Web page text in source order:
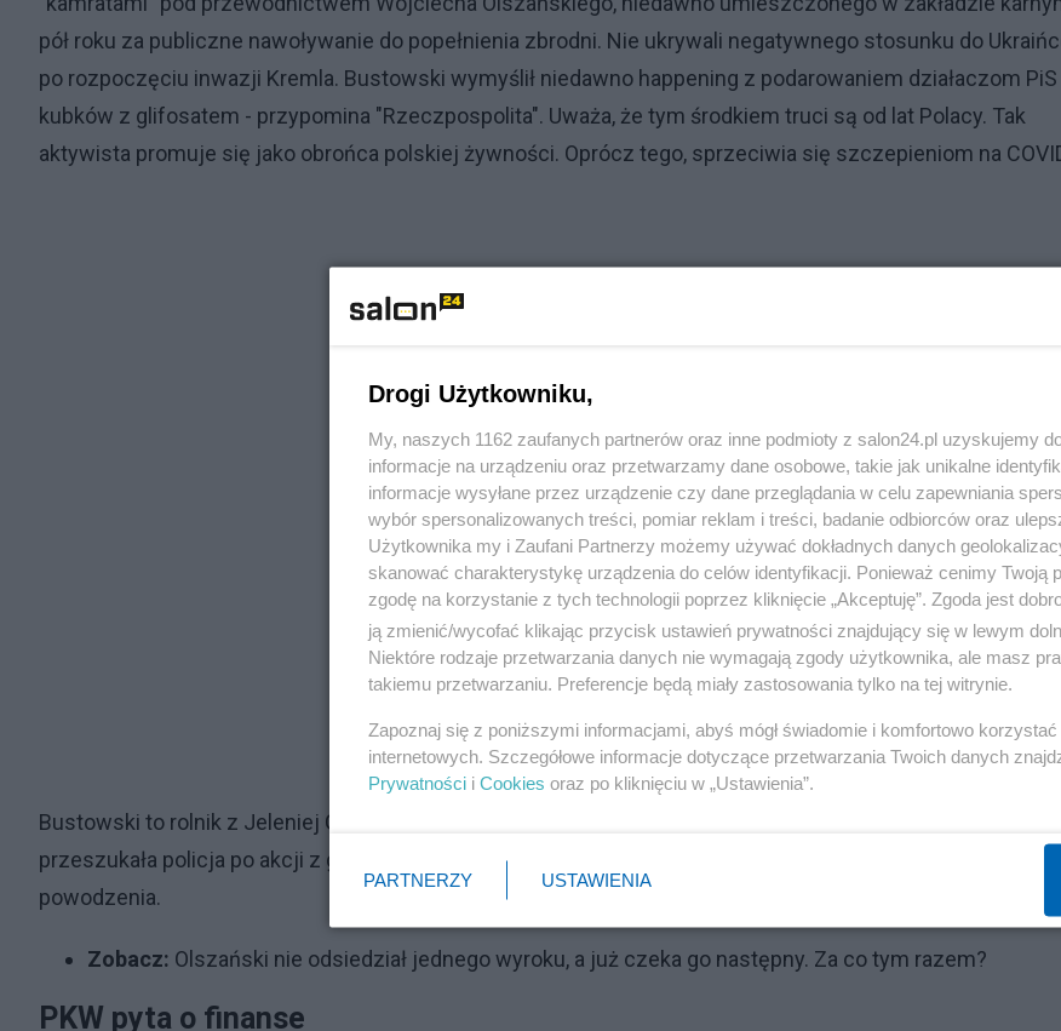
pół roku za publiczne nawoływanie do popełnienia zbrodni. Nie ukrywali negatywnego stosunku do
po rozpoczęciu inwazji Kremla. Bustowski wymyślił niedawno happening z podarowaniem działaczom PiS
kubków z glifosatem - przypomina "Rzeczpospolita". Uważa, że tym środkiem truci są od lat Polacy. Tak
aktywista promuje się jako obrońca polskiej żywności. Oprócz tego, sprzeciwia się szczepieniom na
Bustowski to rolnik z Jeleniej Góry, który obrażał w sieci prezydenta Andrzeja Dudę. Jego dom w ub. roku
przeszukała policja po akcji z glifosatem. W 2019 roku startował do Sejmu z listy Konfederacji, ale bez
powodzenia.
Zobacz: Olszański nie odsiedział jednego wyroku, a już czeka go następny. Za co tym razem?
PKW pyta o finanse
Drogi Użytkowniku,
My, naszych 1162 zaufanych partnerów oraz inne podmioty z salon24.pl uzyskujemy
informacje na urządzeniu oraz przetwarzamy dane osobowe, takie jak unikalne
informacje wysyłane przez urządzenie czy dane przeglądania w celu zapewniania
wybór spersonalizowanych treści, pomiar reklam i treści, badanie odbiorców oraz
Użytkownika my i Zaufani Partnerzy możemy używać dokładnych danych
skanować charakterystykę urządzenia do celów identyfikacji. Ponieważ cenimy Twoją
zgodę na korzystanie z tych technologii poprzez kliknięcie „Akceptuję”. Zgoda jest
ją zmienić/wycofać klikając przycisk ustawień prywatności znajdujący się w lewym
Niektóre rodzaje przetwarzania danych nie wymagają zgody użytkownika, ale masz
takiemu przetwarzaniu. Preferencje będą miały zastosowania tylko na tej witrynie.
Zapoznaj się z poniższymi informacjami, abyś mógł świadomie i komfortowo
internetowych. Szczegółowe informacje dotyczące przetwarzania Twoich danych
Prywatności i Cookies oraz po kliknięciu w „Ustawienia”.
PARTNERZY USTAWIENIA